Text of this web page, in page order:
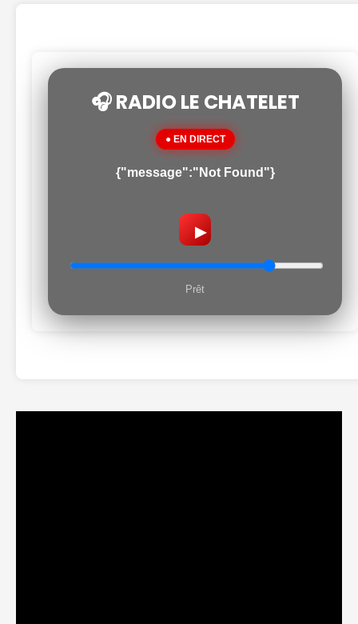
🎧 RADIO LE CHATELET
● EN DIRECT
{"message":"Not Found"}
▶
Prêt